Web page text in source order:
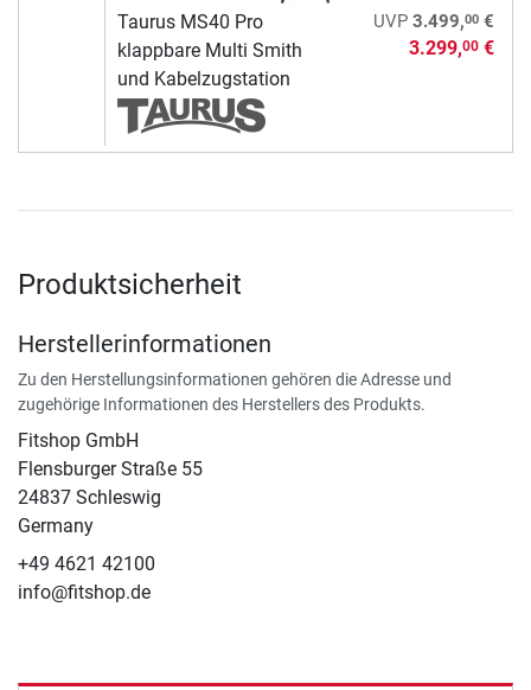
Taurus MS40 Pro
klappbare Multi Smith
und Kabelzugstation
UVP 3.499,00€
3.299,00€
Produktsicherheit
Herstellerinformationen
Zu den Herstellungsinformationen gehören die Adresse und
zugehörige Informationen des Herstellers des Produkts.
Fitshop GmbH
Flensburger Straße 55
24837 Schleswig
Germany
+49 4621 42100
info@fitshop.de